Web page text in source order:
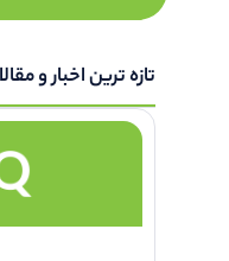
تازه ترین اخبار و